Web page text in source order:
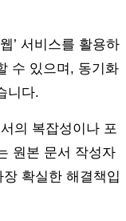
’ 서비스를 활용하
수 있으며, 동기화
니다.
의 복잡성이나 포
원본 문서 작성자
확실한 해결책입